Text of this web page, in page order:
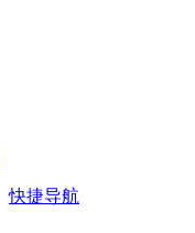
快捷导航